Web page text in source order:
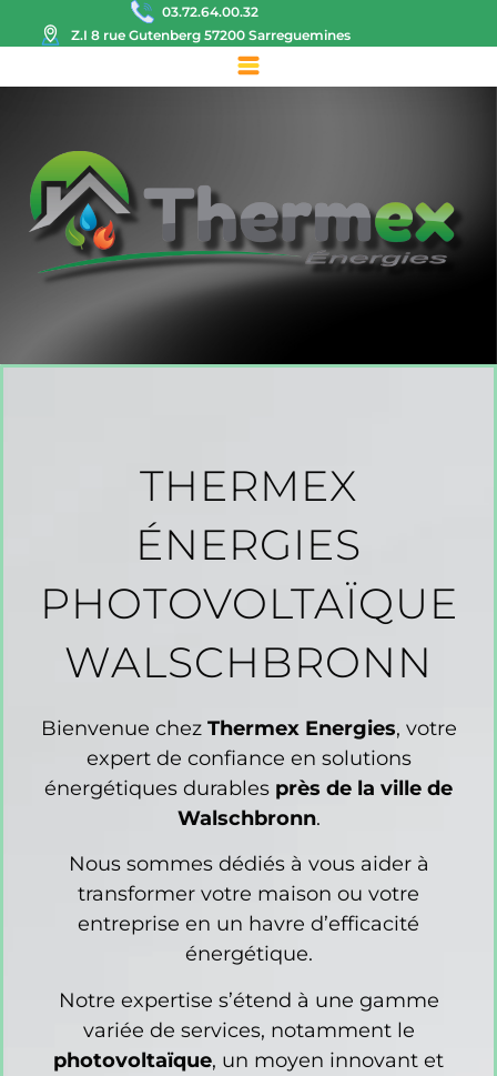
03.72.64.00.32
Z.I 8 rue Gutenberg 57200 Sarreguemines
THERMEX
ÉNERGIES
PHOTOVOLTAÏQUE
WALSCHBRONN
Bienvenue chez Thermex Energies, votre
expert de confiance en solutions
énergétiques durables près de la ville de
Walschbronn.
Nous sommes dédiés à vous aider à
transformer votre maison ou votre
entreprise en un havre d’efficacité
énergétique.
Notre expertise s’étend à une gamme
variée de services, notamment le
photovoltaïque, un moyen innovant et